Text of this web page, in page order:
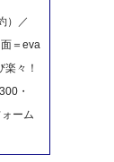
）／
＝eva
々！
・
ーム